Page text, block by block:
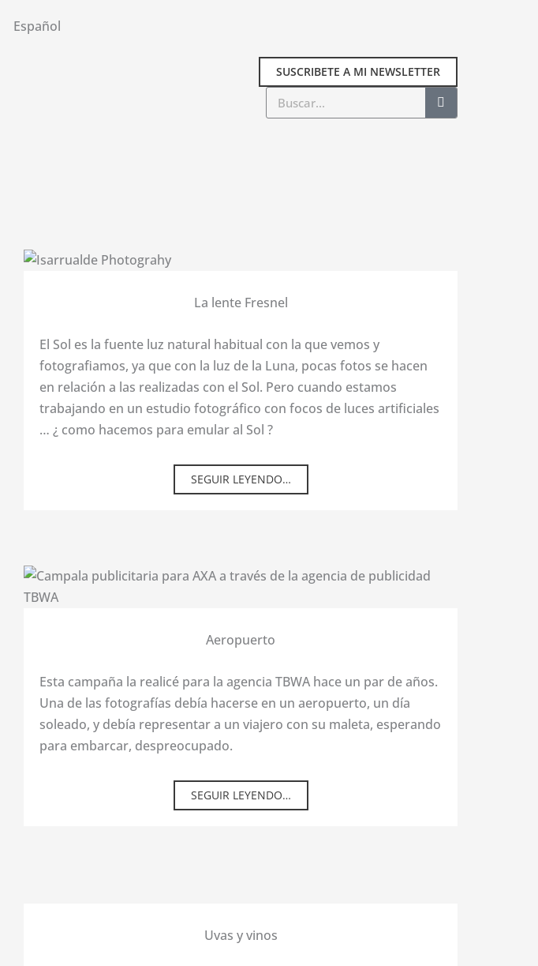
Español
SUSCRIBETE A MI NEWSLETTER
Buscar
La lente Fresnel
El Sol es la fuente luz natural habitual con la que vemos y
fotografiamos, ya que con la luz de la Luna, pocas fotos se hacen
en relación a las realizadas con el Sol. Pero cuando estamos
trabajando en un estudio fotográfico con focos de luces artificiales
… ¿ como hacemos para emular al Sol ?
SEGUIR LEYENDO…
Aeropuerto
Esta campaña la realicé para la agencia TBWA hace un par de años.
Una de las fotografías debía hacerse en un aeropuerto, un día
soleado, y debía representar a un viajero con su maleta, esperando
para embarcar, despreocupado.
SEGUIR LEYENDO…
Uvas y vinos